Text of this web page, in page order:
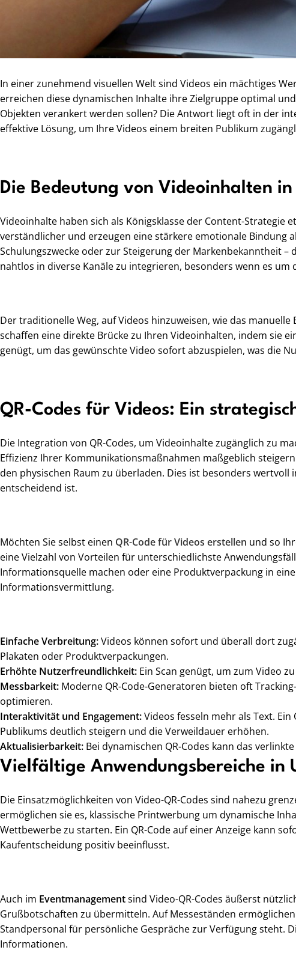
In einer zunehmend visuellen Welt sind Videos ein mächtiges
erreichen diese dynamischen Inhalte ihre Zielgruppe optimal
Objekten verankert werden sollen? Die Antwort liegt oft in der
effektive Lösung, um Ihre Videos einem breiten Publikum
Die Bedeutung von Videoinhalten
Videoinhalte haben sich als Königsklasse der Content-
verständlicher und erzeugen eine stärkere emotionale Bindung
Schulungszwecke oder zur Steigerung der Markenbekanntheit
nahtlos in diverse Kanäle zu integrieren, besonders wenn es
Der traditionelle Weg, auf Videos hinzuweisen, wie das
schaffen eine direkte Brücke zu Ihren Videoinhalten, indem sie
genügt, um das gewünschte Video sofort abzuspielen, was die
QR-Codes für Videos: Ein
Die Integration von QR-Codes, um Videoinhalte zugänglich zu
Effizienz Ihrer Kommunikationsmaßnahmen maßgeblich
den physischen Raum zu überladen. Dies ist besonders
entscheidend ist.
Möchten Sie selbst einen QR-Code für Videos erstellen und so
eine Vielzahl von Vorteilen für unterschiedlichste
Informationsquelle machen oder eine Produktverpackung in
Informationsvermittlung.
Einfache Verbreitung:Videos können sofort und überall dort
Plakaten oder Produktverpackungen.
Erhöhte Nutzerfreundlichkeit: Ein Scan genügt, um zum Video
Messbarkeit: Moderne QR-Code-Generatoren bieten oft
optimieren.
Interaktivität und Engagement:Videos fesseln mehr als Text.
Publikums deutlich steigern und die Verweildauer erhöhen.
Aktualisierbarkeit: Bei dynamischen QR-Codes kann das
Vielfältige Anwendungsbereiche in
Die Einsatzmöglichkeiten von Video-QR-Codes sind nahezu
ermöglichen sie es, klassische Printwerbung um dynamische
Wettbewerbe zu starten. Ein QR-Code auf einer Anzeige kann
Kaufentscheidung positiv beeinflusst.
Auch im Eventmanagementsind Video-QR-Codes äußerst
Grußbotschaften zu übermitteln. Auf Messeständen
Standpersonal für persönliche Gespräche zur Verfügung steht.
Informationen.